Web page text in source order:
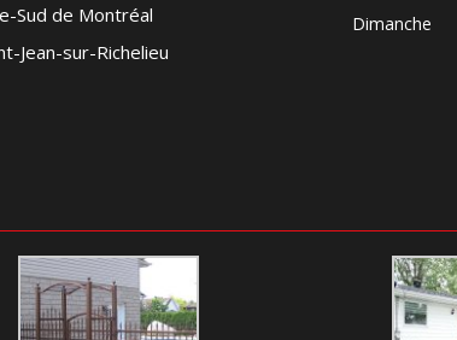
Sud de Montréal
Jean-sur-Richelieu
Dimanche